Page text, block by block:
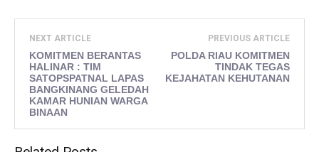
NEXT ARTICLE
KOMITMEN BERANTAS
HALINAR : TIM
SATOPSPATNAL LAPAS
BANGKINANG GELEDAH
KAMAR HUNIAN WARGA
BINAAN
PREVIOUS ARTICLE
POLDA RIAU KOMITMEN
TINDAK TEGAS
KEJAHATAN KEHUTANAN